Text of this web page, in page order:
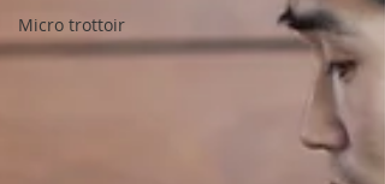
Micro trottoir